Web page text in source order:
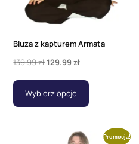
Bluza z kapturem Armata
139.99zł129.99zł
Wybierz opcje
Promocja!